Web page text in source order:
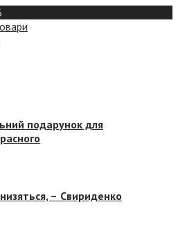
подарунок для
– Свириденко